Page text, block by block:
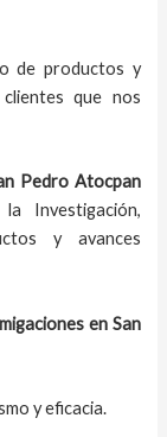
de productos y
que nos
Pedro Atocpan
Investigación,
y avances
en San
y eficacia.